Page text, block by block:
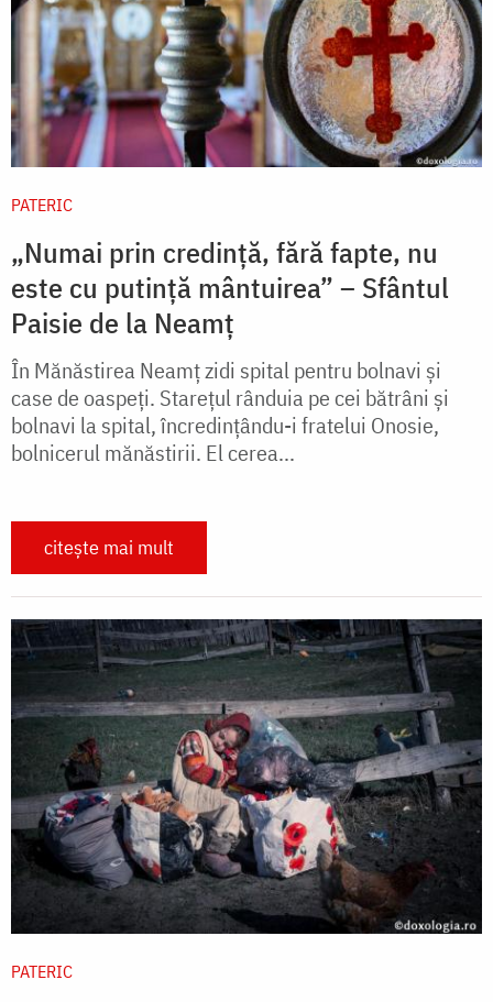
PATERIC
„Numai prin credință, fără fapte, nu
este cu putință mântuirea” – Sfântul
Paisie de la Neamț
În Mănăstirea Neamţ zidi spital pentru bolnavi şi
case de oaspeţi. Stareţul rânduia pe cei bătrâni şi
bolnavi la spital, încredinţându-i fratelui Onosie,
bolnicerul mănăstirii. El cerea...
citește mai mult
PATERIC